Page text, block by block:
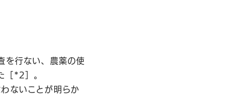
を行ない、農薬の使
［*2］。
ないことが明らか